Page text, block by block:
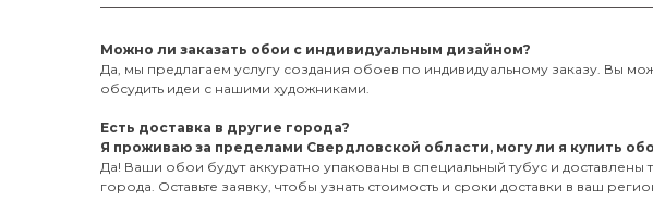
Можно ли заказать обои с индивидуальным дизайном?
Да, мы предлагаем услугу создания обоев по индивидуальному заказу. Вы
обсудить идеи с нашими художниками.
Есть доставка в другие города?
Я проживаю за пределами Свердловской области, могу ли я купить
Да! Ваши обои будут аккуратно упакованы в специальный тубус и
города. Оставьте заявку, чтобы узнать стоимость и сроки доставки в ваш